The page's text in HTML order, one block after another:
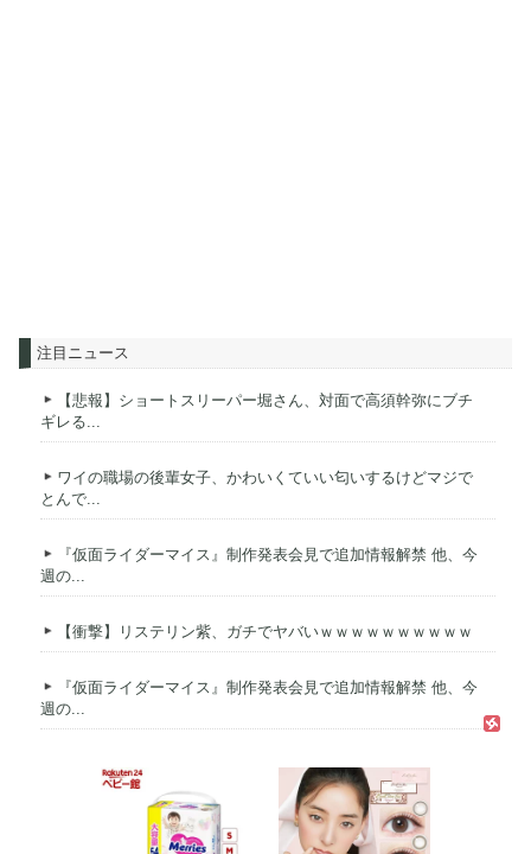
注目ニュース
【悲報】ショートスリーパー堀さん、対面で高須幹弥にブチ
ギレる...
ワイの職場の後輩女子、かわいくていい匂いするけどマジで
とんで...
『仮面ライダーマイス』制作発表会見で追加情報解禁 他、今
週の...
【衝撃】リステリン紫、ガチでヤバいｗｗｗｗｗｗｗｗｗｗ
『仮面ライダーマイス』制作発表会見で追加情報解禁 他、今
週の...